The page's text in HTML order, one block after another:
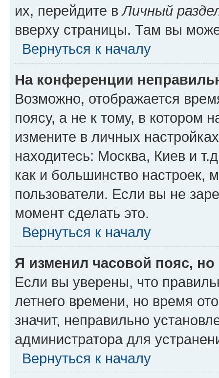
их, перейдите вЛичный
вверху страницы. Там вы
Вернуться к началу
На конференции
Возможно, отображается
поясу, а не к тому, в котором
измените в личных
находитесь: Москва, Киев и
как и большинство настроек,
пользователи. Если вы не
момент сделать это.
Вернуться к началу
Я изменил часовой пояс,
Если вы уверены, что
летнего времени, но время
значит, неправильно
администратора для
Вернуться к началу